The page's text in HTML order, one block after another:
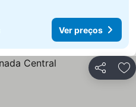
Ver preços
Partilhar